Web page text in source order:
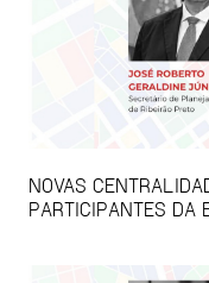
NOVAS
PARTICIPANTES DA